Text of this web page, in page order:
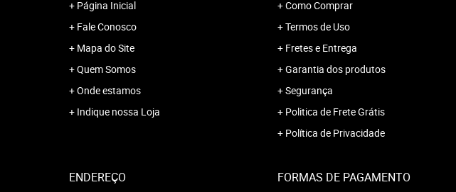
Página Inicial
Fale Conosco
Mapa do Site
Quem Somos
Onde estamos
Indique nossa Loja
Como Comprar
Termos de Uso
Fretes e Entrega
Garantia dos produtos
Segurança
Politica de Frete Grátis
Política de Privacidade
ENDEREÇO FORMAS DE PAGAMENTO